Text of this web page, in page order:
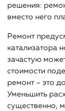
решения:
вместо него
Ремонт
катализатора
зачастую
стоимости
ремонт – это
Уменьшить
существенно,